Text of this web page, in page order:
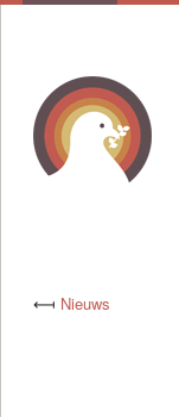
⟻ Nieuws